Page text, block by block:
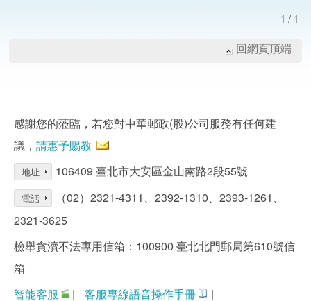
1/1
回網頁頂端
感謝您的蒞臨，若您對中華郵政(股)公司服務有任何建
議， 請惠予賜教
地址 106409 臺北市大安區金山南路2段55號
電話
（02）2321-4311、2392-1310、2393-1261、
2321-3625
檢舉貪瀆不法專用信箱：100900 臺北北門郵局第610號信
箱
智能客服
| 客服專線語音操作手冊 |